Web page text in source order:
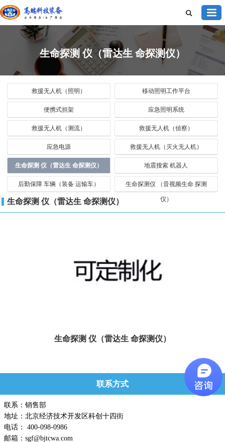
生命探测 仪（雷达生 命探测仪）
救援无人机（照明） 移动照明工作平台
便携式担架 应急照明系统
救援无人机（测流） 救援无人机（侦察）
应急电源 救援无人机（灭火无人机）
生命探测 仪（雷达生 命探测仪） 地震搜索 机器人
后勤保障 车辆（装备 运输车） 生命探测仪 （音视频生命 探测
仪）
生命探测 仪（雷达生 命探测仪）
生命探测 仪（雷达生 命探测仪）
联系方式
联系：销售部
地址：北京经济技术开发区科创十四街
电话： 400-098-0986
邮箱：sgf@bjtcwa.com